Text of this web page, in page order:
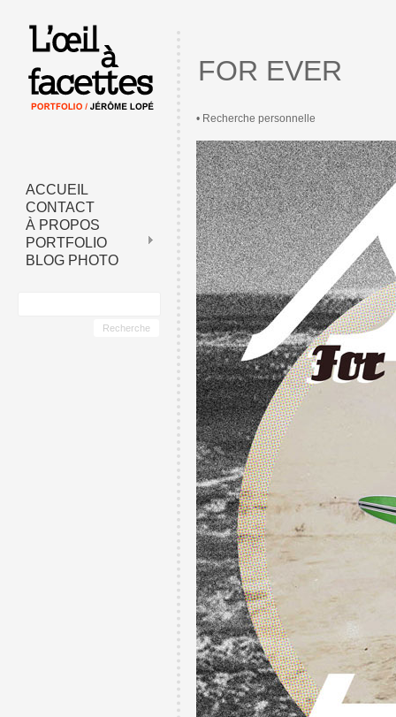
ACCUEIL
CONTACT
À PROPOS
PORTFOLIO
BLOG PHOTO
FOR EVER
• Recherche personnelle